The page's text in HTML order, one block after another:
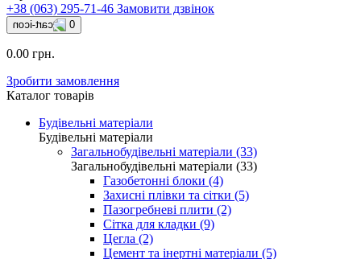
+38 (063) 295-71-46 Замовити дзвінок
0
0.00 грн.
Зробити замовлення
Каталог товарів
Будівельні матеріали
Будівельні матеріали
Загальнобудівельні матеріали (33)
Загальнобудівельні матеріали (33)
Газобетонні блоки (4)
Захисні плівки та сітки (5)
Пазогребневі плити (2)
Сітка для кладки (9)
Цегла (2)
Цемент та інертні матеріали (5)